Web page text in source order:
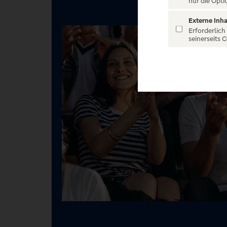
Externe
Erforderlich
seinerseits